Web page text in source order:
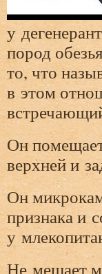
у
пород
то, что
в этом
Он
верхней и
Он
признака и
у
Не мешает